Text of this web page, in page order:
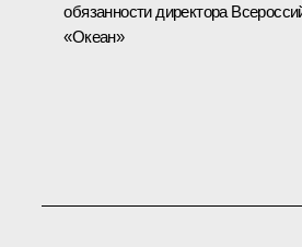
обязанности директора
«Океан»